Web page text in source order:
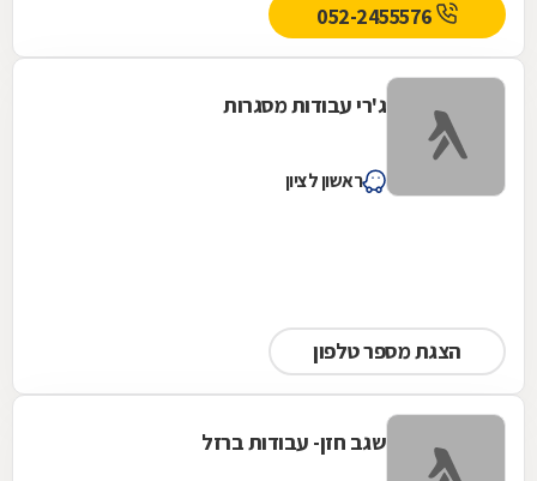
ג'רי עבודות מסגרות
ראשון לציון
הצגת מספר טלפון
שגב חזן- עבודות ברזל